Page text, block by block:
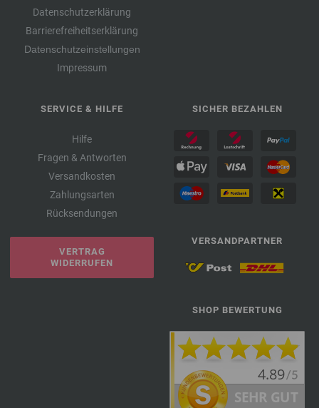
Datenschutzerklärung
Barrierefreiheitserklärung
Datenschutzeinstellungen
Impressum
SERVICE & HILFE
Hilfe
Fragen & Antworten
Versandkosten
Zahlungsarten
Rücksendungen
VERTRAG
WIDERRUFEN
SICHER BEZAHLEN
VERSANDPARTNER
SHOP BEWERTUNG